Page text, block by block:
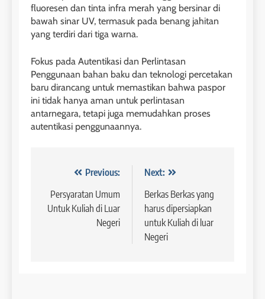
Institute
LEIDEN INSTITUTE
Study IELTS Preparation
LEIDEN INSTITUTE
4
LEIDEN INSTITUTE
5
Study IELTS Practice
COURSE PERIODS
Batch VI : 15 Maret – 13 April
2023
COURSE PERIODS
42
COURSE PERIODS
43
Batch IV : 15 Februari – 14
Maret 2023
fluoresen dan tinta infra merah yang bersinar di
bawah sinar UV, termasuk pada benang jahitan
yang terdiri dari tiga warna.
Fokus pada Autentikasi dan Perlintasan
Penggunaan bahan baku dan teknologi percetakan
baru dirancang untuk memastikan bahwa paspor
ini tidak hanya aman untuk perlintasan
antarnegara, tetapi juga memudahkan proses
autentikasi penggunaannya.
Navigasi
pos
Previous:
Persyaratan Umum
Untuk Kuliah di Luar
Negeri
Next:
Berkas Berkas yang
harus dipersiapkan
untuk Kuliah di luar
Negeri